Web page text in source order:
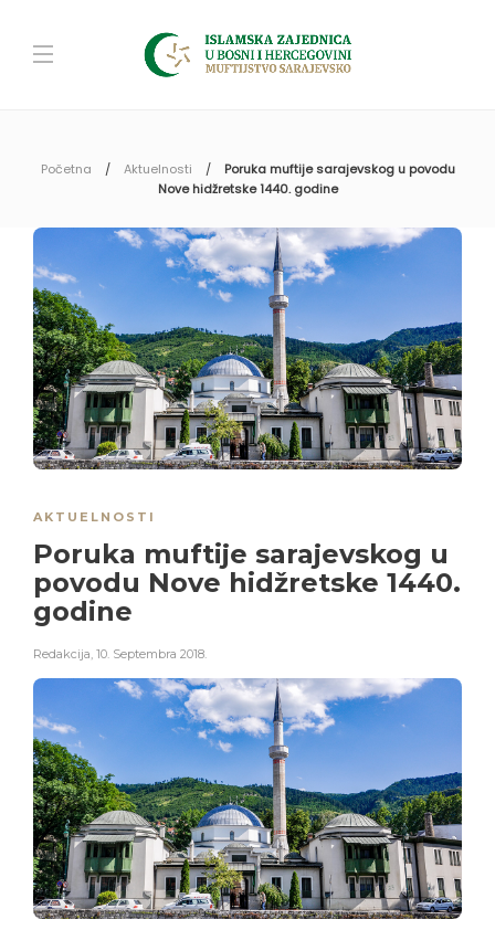
Početna Aktuelnosti
Poruka muftije sarajevskog u povodu
Nove hidžretske 1440. godine
AKTUELNOSTI
Poruka muftije sarajevskog u
povodu Nove hidžretske 1440.
godine
Redakcija 10. Septembra 2018.